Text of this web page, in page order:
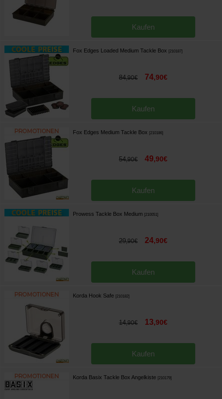
Kaufen
Fox Edges Loaded Medium Tackle Box [210187]
84,90€ 74,90€
Kaufen
Fox Edges Medium Tackle Box [210186]
54,90€ 49,90€
Kaufen
Prowess Tackle Box Medium [210051]
29,90€ 24,90€
Kaufen
Korda Hook Safe [210182]
14,90€ 13,90€
Kaufen
Korda Basix Tackle Box Angelkiste [210179]